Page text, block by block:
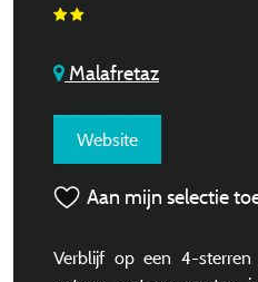
Malafretaz
Website
Aan mijn selectie
Verblijf op een 4-